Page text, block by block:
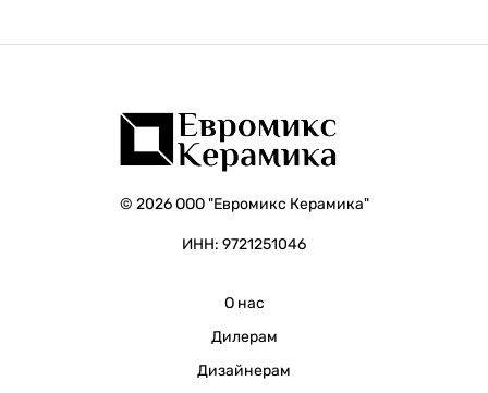
© 2026 ООО "Евромикс Керамика"
ИНН: 9721251046
О нас
Дилерам
Дизайнерам